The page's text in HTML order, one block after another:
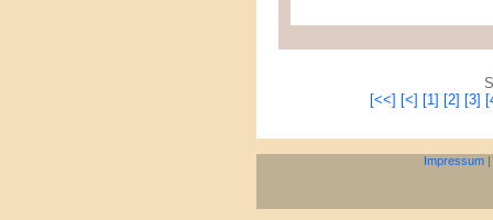
[<<] [<] [1] [2] [3]
Impressum |